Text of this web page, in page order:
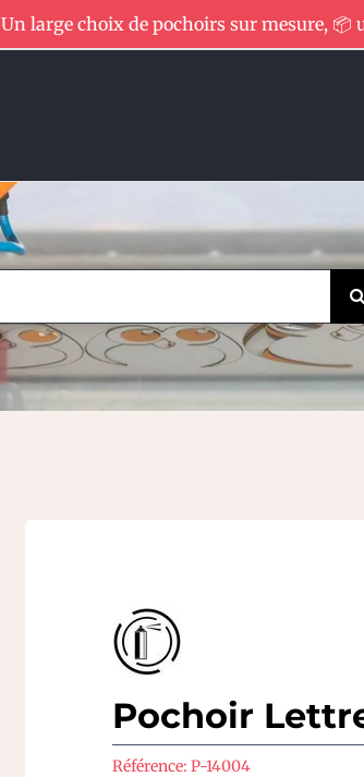
large choix de pochoirs sur mesure, 📦
Pochoir
Référence: P-14004